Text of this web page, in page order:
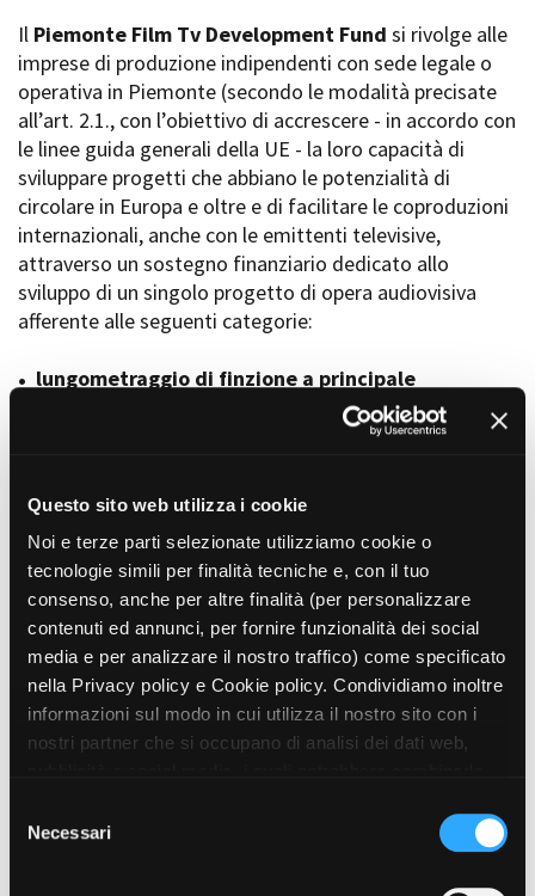
Questo sito web utilizza i cookie
Noi e terze parti selezionate utilizziamo cookie o
tecnologie simili per finalità tecniche e, con il tuo
consenso, anche per altre finalità (per personalizzare
contenuti ed annunci, per fornire funzionalità dei social
media e per analizzare il nostro traffico) come specificato
nella Privacy policy e Cookie policy. Condividiamo inoltre
informazioni sul modo in cui utilizza il nostro sito con i
nostri partner che si occupano di analisi dei dati web,
raccolto dal suo utilizzo dei loro servizi. Puoi liberamente
prestare, rifiutare o revocare il tuo consenso, in qualsiasi
momento. Puoi acconsentire all’utilizzo di tali tecnologie
Necessari
Beginners
LOCATION GUIDE
FILM DATABASE
BOOK DATABASE
NEWS
CASTING
Location - Accedi al tuo
profilo
Location - Nuovo utente
Newsletter
Lavora con noi
Stage - Tirocini - Scuola e
Lavoro
Elenco Operatori Economici
per affidamento lavori in
economia
Contatti
Whistleblowing
Credits
Il Piemonte Film Tv Development Fund si rivolge alle
imprese di produzione indipendenti con sede legale o
operativa in Piemonte (secondo le modalità precisate
all’art. 2.1., con l’obiettivo di accrescere - in accordo con
le linee guida generali della UE - la loro capacità di
sviluppare progetti che abbiano le potenzialità di
circolare in Europa e oltre e di facilitare le coproduzioni
internazionali, anche con le emittenti televisive,
attraverso un sostegno finanziario dedicato allo
sviluppo di un singolo progetto di opera audiovisiva
afferente alle seguenti categorie:
lungometraggio di finzione a principale
serie Tv di finzione;
serie Tv documentarie.
Progetti in progress
Vedi 65 progetti in progress